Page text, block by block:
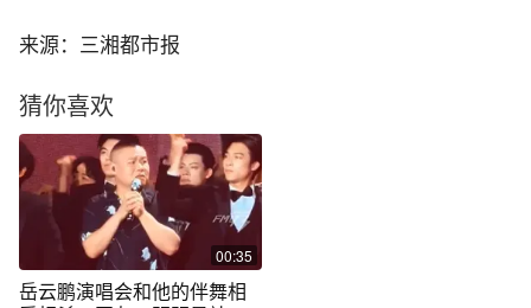
来源：三湘都市报
猜你喜欢
00:35
岳云鹏演唱会和他的伴舞相